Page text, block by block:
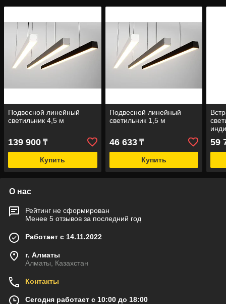
Подвесной линейный
светильник 4,5 м
139 900 ₸
Купить
Подвесной линейный
светильник 1,5 м
46 633₸
Купить
59
О нас
Рейтинг не сформирован
Менее 5 отзывов за последний год
Работает с 14.11.2022
г. Алматы
Алматы, Казахстан
Контакты
Сегодня работает с 10:00 до 18:00